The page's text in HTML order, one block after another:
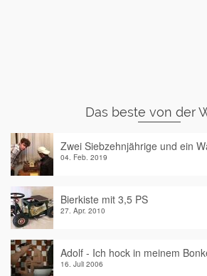
Das beste von der
Zwei Siebzehnjährige und ein
04. Feb. 2019
Bierkiste mit 3,5 PS
27. Apr. 2010
Adolf - Ich hock in meinem
16. Juli 2006